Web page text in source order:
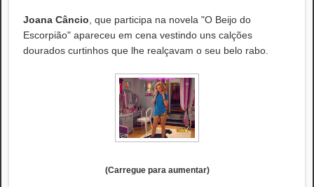
Joana Câncio , que participa na novela "O Beijo do
Escorpião" apareceu em cena vestindo uns calções
dourados curtinhos que lhe realçavam o seu belo rabo.
(Carregue para aumentar)